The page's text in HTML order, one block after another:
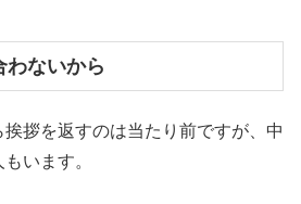
わないから
拶を返すのは当たり前ですが、中
います。